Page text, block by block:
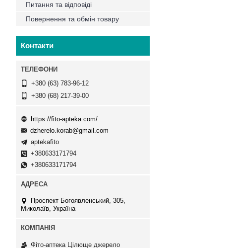
Питання та відповіді
Повернення та обмін товару
Контакти
+380 (63) 783-96-12
+380 (68) 217-39-00
https://fito-apteka.com/
dzherelo.korab@gmail.com
aptekafito
+380633171794
+380633171794
Проспект Богоявленський, 305,
Миколаїв, Україна
Фіто-аптека Цілюще джерело